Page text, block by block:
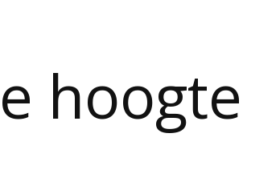
hoogte